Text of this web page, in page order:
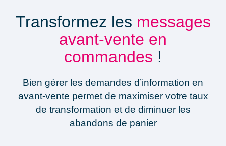
Transformez les messages
avant-vente en
commandes !
Bien gérer les demandes d’information en
avant-vente permet de maximiser votre taux
de transformation et de diminuer les
abandons de panier